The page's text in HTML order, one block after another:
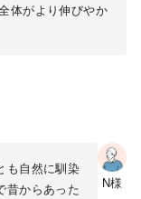
体がより伸びやか
も自然に馴染
昔からあった
N様